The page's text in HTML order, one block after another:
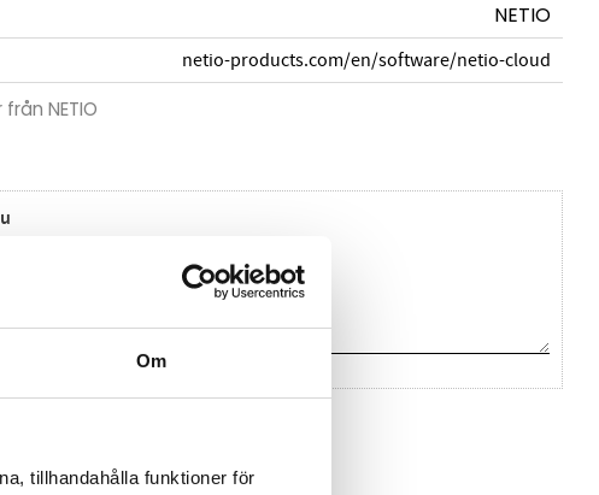
Om
tillhandahålla funktioner för
NETIO
netio-products.com/en/software/netio-cloud
NETIO